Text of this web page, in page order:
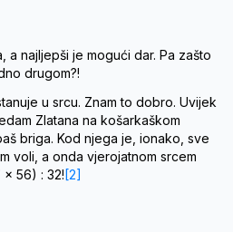
a najljepši je mogući dar. Pa zašto
drugom?!
u srcu. Znam to dobro. Uvijek
Zlatana na košarkaškom
briga. Kod njega je, ionako, sve
voli, a onda vjerojatnom srcem
x 56) : 32! [2]